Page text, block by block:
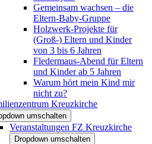
Gemeinsam wachsen – die
Eltern-Baby-Gruppe
Holzwerk-Projekte für
(Groß-) Eltern und Kinder
von 3 bis 6 Jahren
Fledermaus-Abend für Eltern
und Kinder ab 5 Jahren
Warum hört mein Kind mir
nicht zu?
Kreuzkirche
umschalten
Veranstaltungen FZ Kreuzkirche
Dropdown umschalten